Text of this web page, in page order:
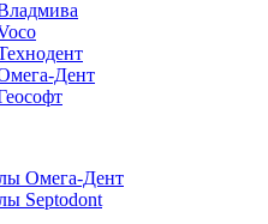
Дент
Омега-Дент
Septodont